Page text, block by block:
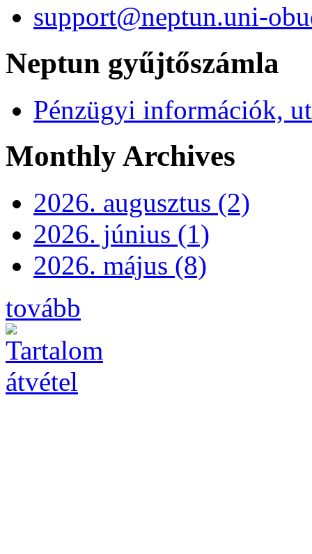
support@neptun.uni-
Neptun gyűjtőszámla
Pénzügyi információk,
Monthly Archives
2026. augusztus (2)
2026. június (1)
2026. május (8)
tovább